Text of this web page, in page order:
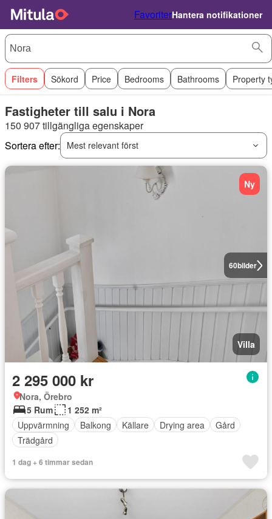
FavoriterHantera notifikationer
Filters Sökord Price Bedrooms Bathrooms Property
Fastigheter till salu i Nora
150 907 tillgängliga egenskaper
Sortera efter:
Mest relevant först
60bilder
Ny
Villa
2 295 000 kr
Nora, Örebro
5 Rum
1 252 m²
Uppvärmning
Balkong Källare Drying area
Gård
Trädgård
1 dag + 6 timmar sedan